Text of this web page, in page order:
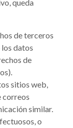
queda
de terceros
datos
de
sitios web,
correos
similar.
o